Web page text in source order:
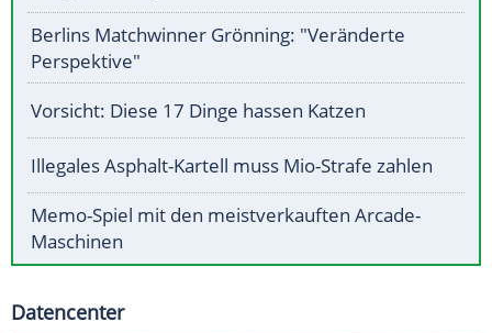
Berlins Matchwinner Grönning: "Veränderte
Perspektive"
Vorsicht: Diese 17 Dinge hassen Katzen
Illegales Asphalt-Kartell muss Mio-Strafe zahlen
Memo-Spiel mit den meistverkauften Arcade-
Maschinen
Datencenter